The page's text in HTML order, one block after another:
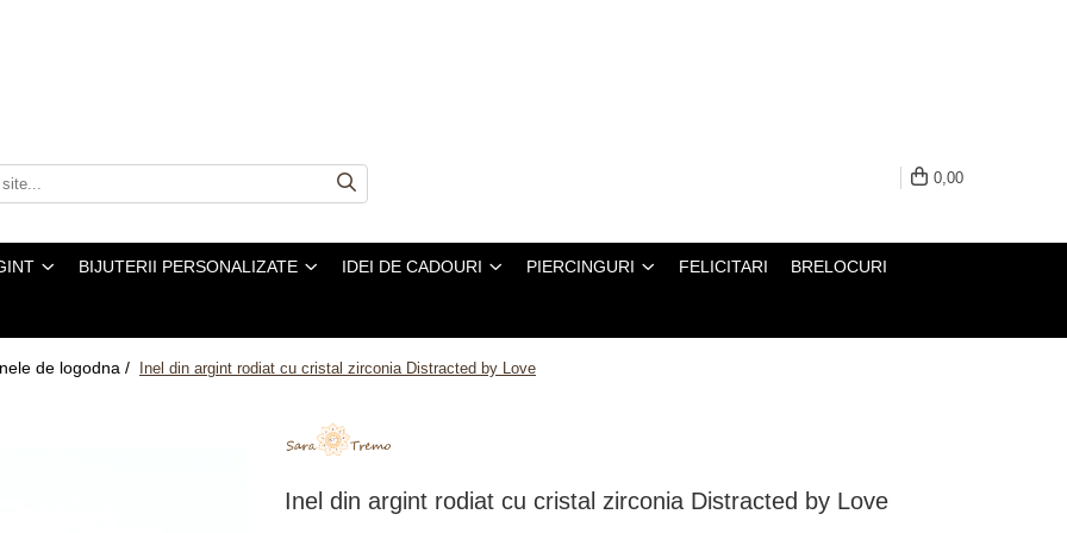
0,00
BIJUTERII PERSONALIZATE IDEI DE CADOURI PIERCINGURI FELICITARI BRELOCURI
de logodna / Inel din argint rodiat cu cristal zirconia Distracted by Love
Inel din argint rodiat cu cristal zirconia Distracted by Love